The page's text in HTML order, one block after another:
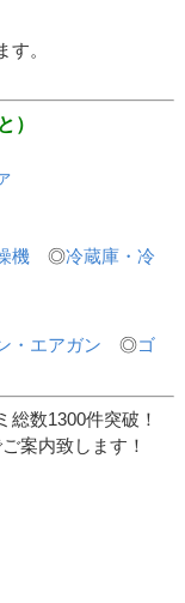
。
）
機 ◎冷蔵庫・冷
・エアガン ◎ゴ
数1300件突破！
案内致します！